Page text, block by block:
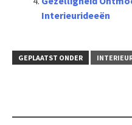
Interieurideeën
GEPLAATST ONDER